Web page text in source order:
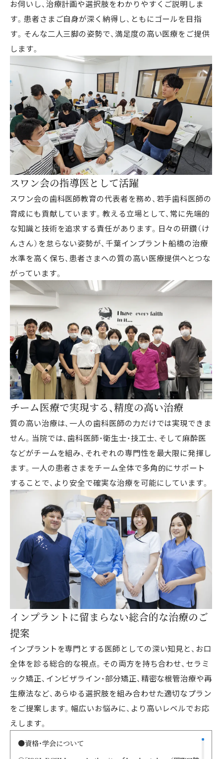
お伺いし、治療計画や選択肢をわかりやすくご説明しま
す。患者さまご自身が深く納得し、ともにゴールを目指
す。そんな二人三脚の姿勢で、満足度の高い医療をご提供
します。
スワン会の指導医として活躍
スワン会の歯科医師教育の代表者を務め、若手歯科医師の
育成にも貢献しています。教える立場として、常に先端的
な知識と技術を追求する責任があります。日々の研鑽（け
んさん）を怠らない姿勢が、千葉インプラント船橋の治療
水準を高く保ち、患者さまへの質の高い医療提供へとつな
がっています。
チーム医療で実現する、精度の高い治療
質の高い治療は、一人の歯科医師の力だけでは実現できま
せん。当院では、歯科医師・衛生士・技工士、そして麻酔医
などがチームを組み、それぞれの専門性を最大限に発揮し
ます。一人の患者さまをチーム全体で多角的にサポート
することで、より安全で確実な治療を可能にしています。
インプラントに留まらない総合的な治療のご
提案
インプラントを専門とする医師としての深い知見と、お口
全体を診る総合的な視点。その両方を持ち合わせ、セラミ
ック矯正、インビザライン・部分矯正、精密な根管治療や再
生療法など、あらゆる選択肢を組み合わせた適切なプラン
をご提案します。幅広いお悩みに、より高いレベルでお応
えします。
●資格・学会について